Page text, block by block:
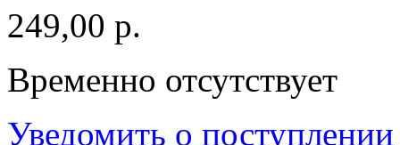
249,00 р.
Временно отсутствует
Уведомить о поступлении